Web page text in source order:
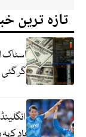
تازہ ترین
اسٹاک
گر گئی